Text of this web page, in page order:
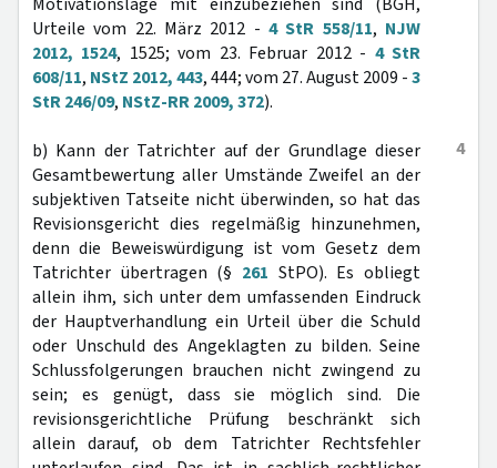
Urteile vom 22. März 2012 - 4 StR 558/11, NJW
2012, 1524, 1525; vom 23. Februar 2012 - 4 StR
608/11, NStZ 2012, 443, 444; vom 27. August 2009 -3
StR 246/09, NStZ-RR 2009, 372).
4
b) Kann der Tatrichter auf der Grundlage dieser
Gesamtbewertung aller Umstände Zweifel an der
subjektiven Tatseite nicht überwinden, so hat das
Revisionsgericht dies regelmäßig hinzunehmen,
denn die Beweiswürdigung ist vom Gesetz dem
Tatrichter übertragen (§ 261 StPO). Es obliegt
allein ihm, sich unter dem umfassenden Eindruck
der Hauptverhandlung ein Urteil über die Schuld
oder Unschuld des Angeklagten zu bilden. Seine
Schlussfolgerungen brauchen nicht zwingend zu
sein; es genügt, dass sie möglich sind. Die
revisionsgerichtliche Prüfung beschränkt sich
allein darauf, ob dem Tatrichter Rechtsfehler